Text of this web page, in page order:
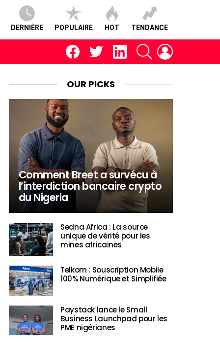
DERNIÈRE POPULAIRE HOT TENDANCE
facebooktwitter linkedin RECHERCHE
OUR PICKS
Comment Breet a survécu à
l’interdiction bancaire crypto
du Nigeria
Sedna Africa : La source
unique de vérité pour les
mines africaines
Telkom : Souscription Mobile
100% Numérique et Simplifiée
Paystack lance le Small
Business Launchpad pour les
PME nigérianes